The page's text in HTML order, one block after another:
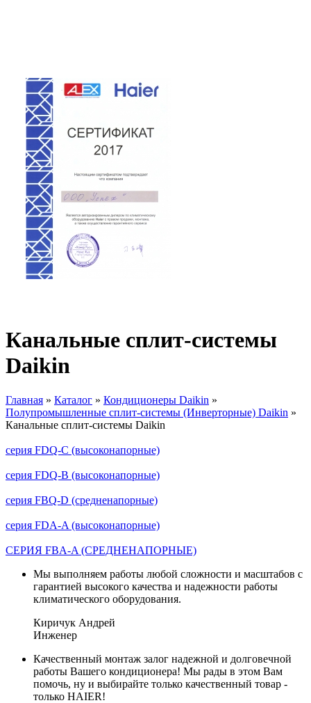
Канальные сплит-системы
Daikin
Вы здесь
Главная » Каталог » Кондиционеры Daikin »
Полупромышленные сплит-системы (Инверторные) Daikin »
Канальные сплит-системы Daikin
серия FDQ-C (высоконапорные)
серия FDQ-B (высоконапорные)
серия FBQ-D (средненапорные)
серия FDA-A (высоконапорные)
СЕРИЯ FBA-A (СРЕДНЕНАПОРНЫЕ)
Мы выполняем работы любой сложности и масштабов с
гарантией высокого качества и надежности работы
климатического оборудования.
Киричук Андрей
Инженер
Качественный монтаж залог надежной и долговечной
работы Вашего кондиционера! Мы рады в этом Вам
помочь, ну и выбирайте только качественный товар -
только HAIER!